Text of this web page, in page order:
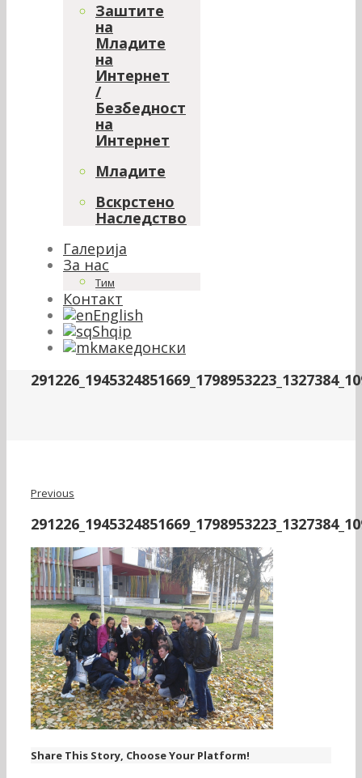
Заштите
на
Младите
на
Интернет
/
Безбедност
на
Интернет
Младите
Вскрстено
Наследство
Галерија
За нас
Тим
Контакт
English
Shqip
македонски
Previous
Share This Story, Choose Your Platform!